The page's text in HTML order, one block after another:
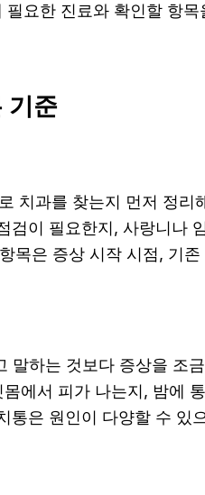
요한 진료와 확인할 항
기준
치과를 찾는지 먼저 정
검이 필요한지, 사랑니
목은 증상 시작 시점, 기
말하는 것보다 증상을
에서 피가 나는지, 밤에
은 원인이 다양할 수